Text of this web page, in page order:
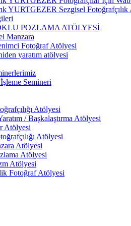
YURTGEZER Sezgisel Fotoğrafçılık
POZLAMA ATÖLYESİ
Manzara
Fotoğraf Atölyesi
yaratım atölyesi
Semineri
Atölyesi
/ Başkalaştırma Atölyesi
Atölyesi
Atölyesi
Atölyesi
Atölyesi
Atölyesi
Fotoğraf Atölyesi